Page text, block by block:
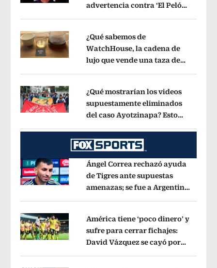
Opens in new windowadvertencia contra ‘El Pelón’,
Opens in new window
¿Qué sabemos de
WatchHouse, la cadena de
lujo que vende una taza de
Opens in new window
¿Qué mostrarían los videos
supuestamente eliminados
del caso Ayotzinapa? Esto
Opens in new window
Ángel Correa rechazó ayuda
de Tigres ante supuestas
amenazas; se fue a Argentina
Opens in new window
América tiene ‘poco dinero’ y
sufre para cerrar fichajes:
David Vázquez se cayó por